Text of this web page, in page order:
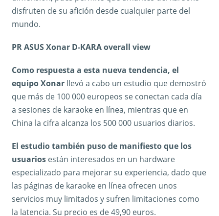
disfruten de su afición desde cualquier parte del
mundo.
PR ASUS Xonar D-KARA overall view
Como respuesta a esta nueva tendencia, el
equipo Xonar llevó a cabo un estudio que demostró
que más de 100 000 europeos se conectan cada día
a sesiones de karaoke en línea, mientras que en
China la cifra alcanza los 500 000 usuarios diarios.
El estudio también puso de manifiesto que los
usuarios están interesados en un hardware
especializado para mejorar su experiencia, dado que
las páginas de karaoke en línea ofrecen unos
servicios muy limitados y sufren limitaciones como
la latencia. Su precio es de 49,90 euros.